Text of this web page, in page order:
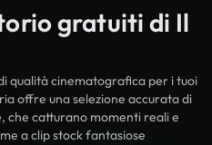
gratuiti di Il
qualità cinematografica per i tuoi
offre una selezione accurata di
che catturano momenti reali e
a clip stock fantasiose